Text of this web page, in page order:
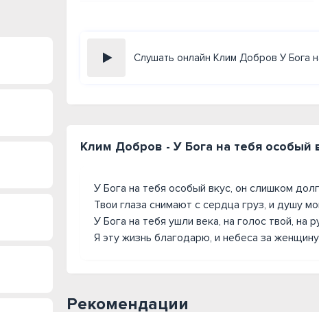
Слушать онлайн Клим Добров У Бога
Клим Добров - У Бога на тебя особый
У Бога на тебя особый вкус, он слишком
Твои глаза снимают с сердца груз, и душу
У Бога на тебя ушли века, на голос твой, на
Я эту жизнь благодарю, и небеса за
Рекомендации